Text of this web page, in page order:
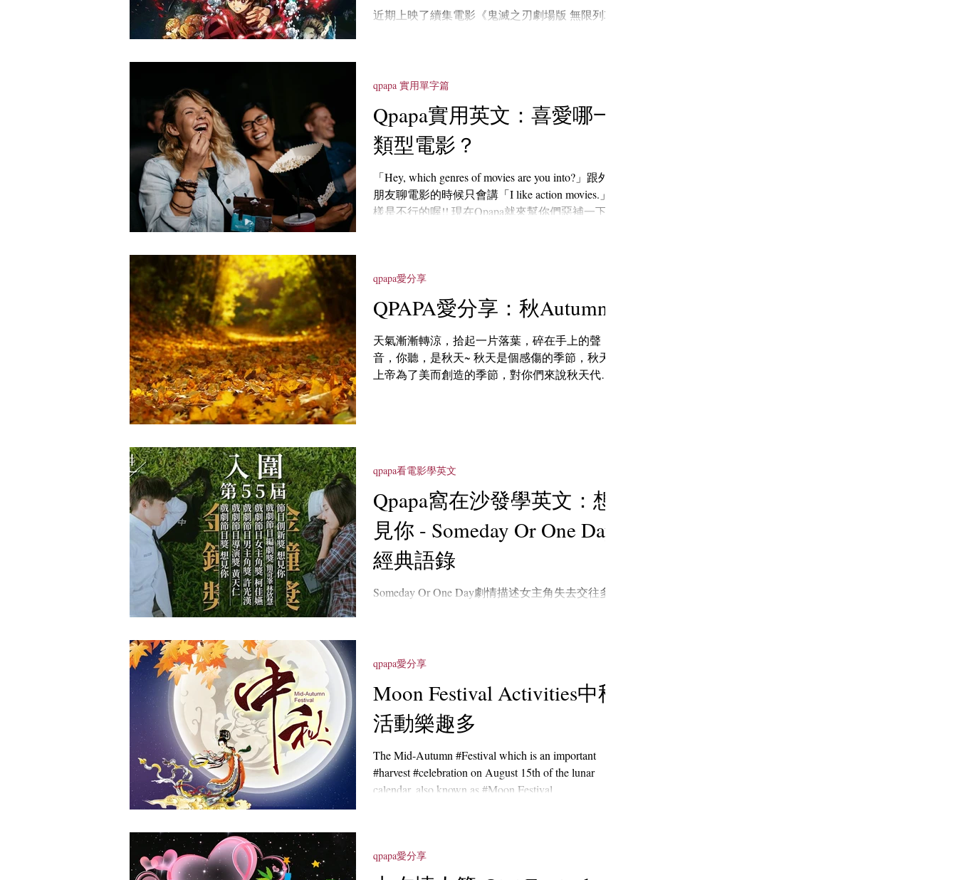
近期上映了續集電影《鬼滅之刃劇場版 無限列車
新層次。 The Ukiyo-e style splash action sequence
Qpapa實用英文：喜愛哪一
類型電影？
「Hey, which genres of movies are you into?」跟外國
朋友聊電影的時候只會講「I like action movies.」這
樣是不行的喔!! 現在Qpapa就來幫你們惡補一下電
qpapa 實用單字篇
QPAPA愛分享：秋Autumn
天氣漸漸轉涼，拾起一片落葉，碎在手上的聲
音，你聽，是秋天~ 秋天是個感傷的季節，秋天是
上帝為了美而創造的季節，對你們來說秋天代表
qpapa愛分享
Qpapa窩在沙發學英文：想
見你 - Someday Or One Day
經典語錄
Someday Or One Day劇情描述女主角失去交往多年
Qpapa追完這部燒腦神劇，餘味猶存，用英文詮釋
qpapa看電影學英文
Moon Festival Activities中秋
活動樂趣多
The Mid-Autumn #Festival which is an important
#harvest #celebration on August 15th of the lunar
calendar, also known as #Moon Festival...
qpapa愛分享
qpapa愛分享